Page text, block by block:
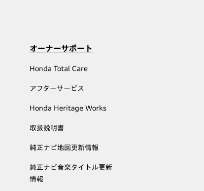
オーナーサポート
Honda Total Care
アフターサービス
Honda Heritage Works
取扱説明書
純正ナビ地図更新情報
純正ナビ音楽タイトル更新
情報